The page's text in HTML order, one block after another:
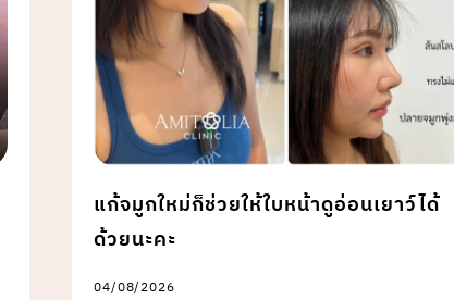
แก้จมูกใหม่ก็ช่วยให้ใบหน้าดูอ่อนเยาว์ได้
ด้วยนะคะ
04/08/2026